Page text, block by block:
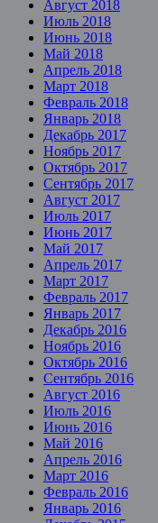
Август 2018
Июль 2018
Июнь 2018
Май 2018
Апрель 2018
Март 2018
Февраль 2018
Январь 2018
Декабрь 2017
Ноябрь 2017
Октябрь 2017
Сентябрь 2017
Август 2017
Июль 2017
Июнь 2017
Май 2017
Апрель 2017
Март 2017
Февраль 2017
Январь 2017
Декабрь 2016
Ноябрь 2016
Октябрь 2016
Сентябрь 2016
Август 2016
Июль 2016
Июнь 2016
Май 2016
Апрель 2016
Март 2016
Февраль 2016
Январь 2016